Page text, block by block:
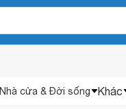
Nhà cửa & Đời sống Khác